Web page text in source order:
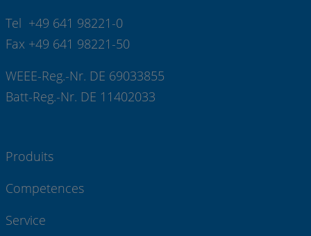
Tel +49 641 98221-0
Fax +49 641 98221-50
WEEE-Reg.-Nr. DE 69033855
Batt-Reg.-Nr. DE 11402033
Produits
Competences
Service